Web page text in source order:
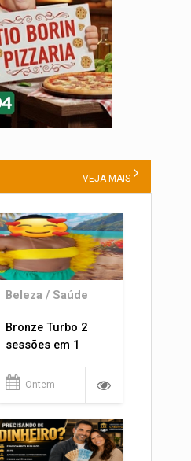
VEJA MAIS
Beleza / Saúde
Bronze Turbo 2
sessões em 1
Ontem